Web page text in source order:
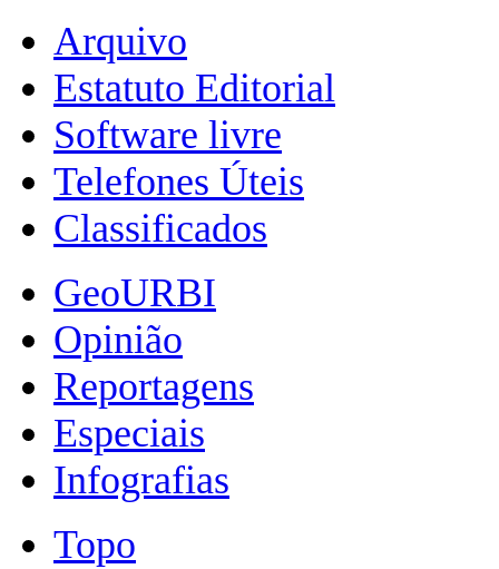
Arquivo
Estatuto Editorial
Software livre
Telefones Úteis
Classificados
GeoURBI
Opinião
Reportagens
Especiais
Infografias
Topo